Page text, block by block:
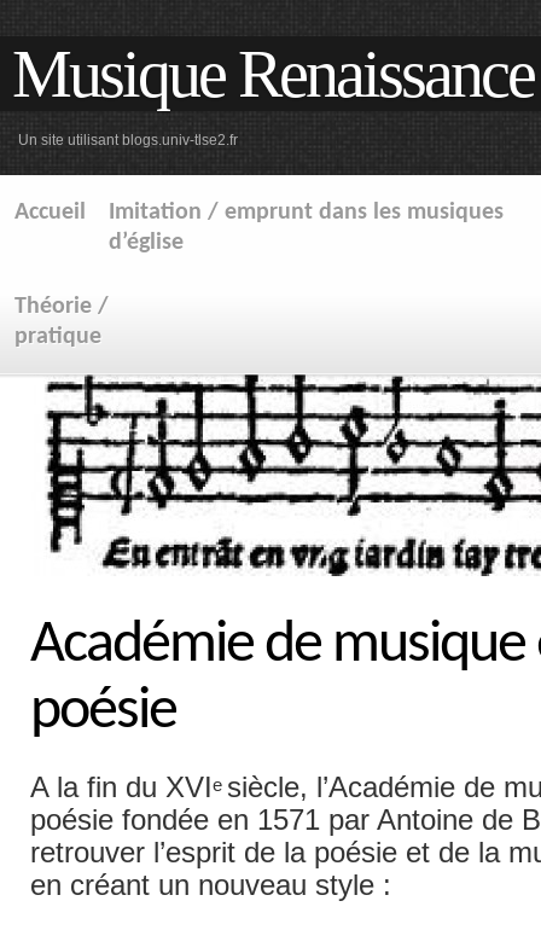
Musique Renaissance
Un site utilisant blogs.univ-tlse2.fr
Accueil
Imitation / emprunt dans les musiques
d’église
Théorie /
pratique
Académie de musique
poésie
A la fin du XVIe siècle, l’Académie de
poésie fondée en 1571 par Antoine de
retrouver l’esprit de la poésie et de la
en créant un nouveau style :